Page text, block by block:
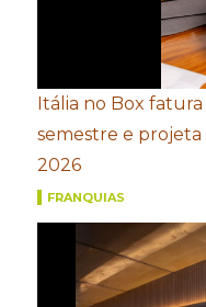
Itália no Box
semestre e projeta
2026
FRANQUIAS